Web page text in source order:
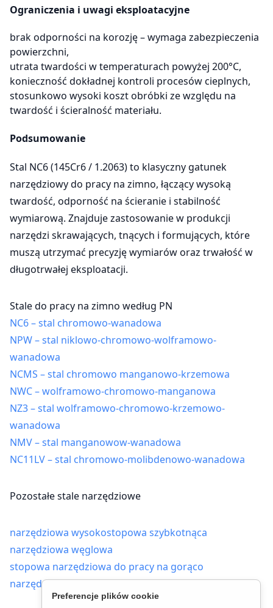
Ograniczenia i uwagi eksploatacyjne
brak odporności na korozję – wymaga zabezpieczenia
powierzchni,
utrata twardości w temperaturach powyżej 200°C,
konieczność dokładnej kontroli procesów cieplnych,
stosunkowo wysoki koszt obróbki ze względu na
twardość i ścieralność materiału.
Podsumowanie
Stal NC6 (145Cr6 / 1.2063) to klasyczny gatunek
narzędziowy do pracy na zimno, łączący wysoką
twardość, odporność na ścieranie i stabilność
wymiarową. Znajduje zastosowanie w produkcji
narzędzi skrawających, tnących i formujących, które
muszą utrzymać precyzję wymiarów oraz trwałość w
długotrwałej eksploatacji.
Stale do pracy na zimno według PN
NC6 – stal chromowo-wanadowa
NPW – stal niklowo-chromowo-wolframowo-
wanadowa
NCMS – stal chromowo manganowo-krzemowa
NWC – wolframowo-chromowo-manganowa
NZ3 – stal wolframowo-chromowo-krzemowo-
wanadowa
NMV – stal manganowow-wanadowa
NC11LV – stal chromowo-molibdenowo-wanadowa
Pozostałe stale narzędziowe
narzędziowa wysokostopowa szybkotnąca
narzędziowa węglowa
stopowa narzędziowa do pracy na gorąco
narzędziowa stopowa do pracy na zimno
Preferencje plików cookie